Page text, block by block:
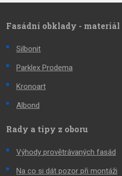
Fasádní obklady - materiál
Silbonit
Parklex Prodema
Kronoart
Albond
Rady a tipy z oboru
Výhody provětrávaných fasád
Na co si dát pozor při montáži